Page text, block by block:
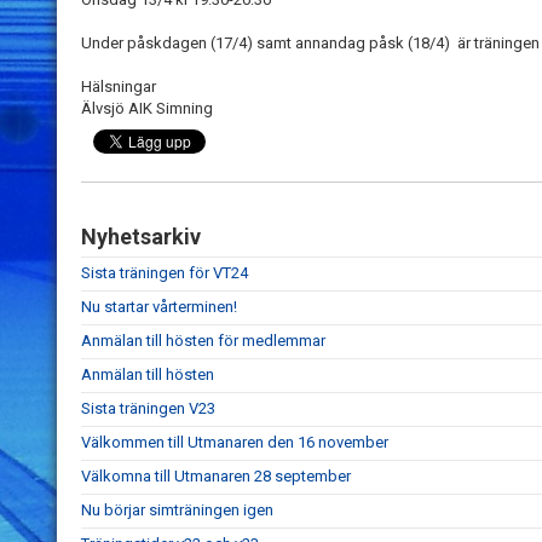
Under påskdagen (17/4) samt annandag påsk (18/4) är
Hälsningar
Älvsjö AIK Simning
Nyhetsarkiv
Sista träningen för VT24
Nu startar vårterminen!
Anmälan till hösten för medlemmar
Anmälan till hösten
Sista träningen V23
Välkommen till Utmanaren den 16 november
Välkomna till Utmanaren 28 september
Nu börjar simträningen igen